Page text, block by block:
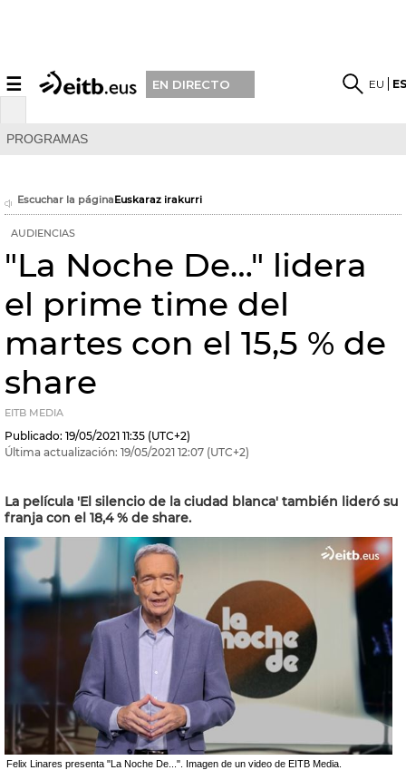
☰ EN DIRECTO EU
PROGRAMAS
Escuchar la páginaEuskaraz irakurri
AUDIENCIAS
"La Noche De…" lidera
el prime time del
martes con el 15,5 % de
share
EITB MEDIA
Publicado: 19/05/2021 11:35 (UTC+2)
Última actualización: 19/05/2021 12:07 (UTC+2)
La película 'El silencio de la ciudad blanca' también lideró su
franja con el 18,4 % de share.
Felix Linares presenta "La Noche De...". Imagen de un video de EITB Media.